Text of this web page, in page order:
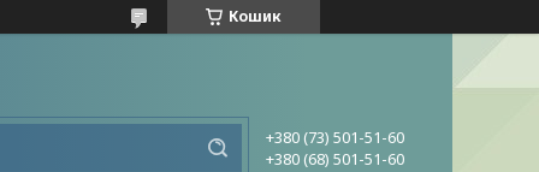
Кошик
+380 (73) 501-51-60
+380 (68) 501-51-60